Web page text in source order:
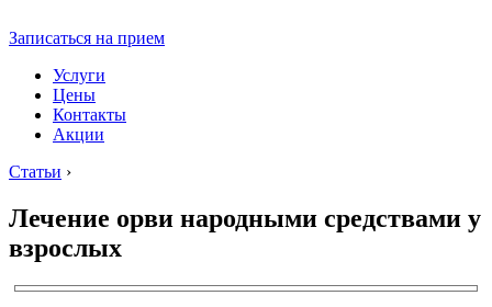
Записаться на прием
Услуги
Цены
Контакты
Акции
Статьи ›
Лечение орви народными средствами у
взрослых